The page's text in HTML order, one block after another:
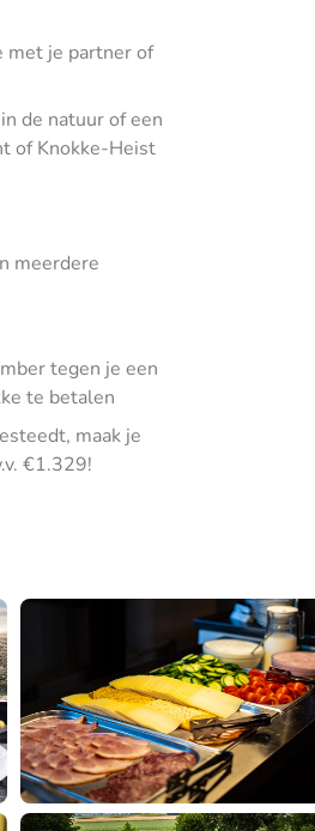
met je partner of
de natuur of een
of Knokke-Heist
meerdere
tegen je een
te betalen
maak je
€1.329!